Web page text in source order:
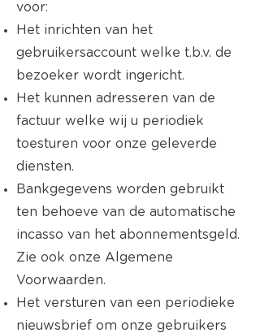
voor:
Het inrichten van het
gebruikersaccount welke t.b.v. de
bezoeker wordt ingericht.
Het kunnen adresseren van de
factuur welke wij u periodiek
toesturen voor onze geleverde
diensten.
Bankgegevens worden gebruikt
ten behoeve van de automatische
incasso van het abonnementsgeld.
Zie ook onze Algemene
Voorwaarden.
Het versturen van een periodieke
nieuwsbrief om onze gebruikers